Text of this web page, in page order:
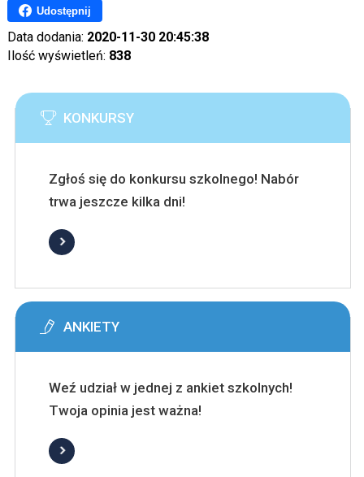
Udostępnij
Data dodania: 2020-11-30 20:45:38
Ilość wyświetleń: 838
KONKURSY
Zgłoś się do konkursu szkolnego! Nabór
trwa jeszcze kilka dni!
ANKIETY
Weź udział w jednej z ankiet szkolnych!
Twoja opinia jest ważna!